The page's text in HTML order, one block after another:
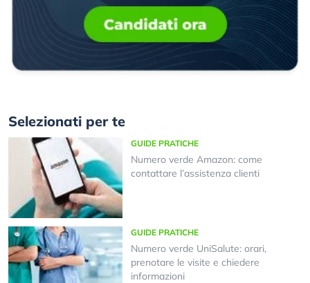
Selezionati per te
GUIDE PRATICHE
Numero verde Amazon: come
contattare l’assistenza clienti
GUIDE PRATICHE
Numero verde UniSalute: orari,
prenotare le visite e chiedere
informazioni